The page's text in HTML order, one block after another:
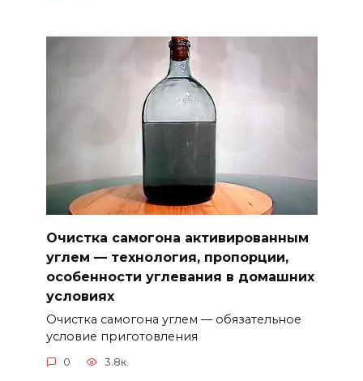
Очистка самогона активированным
углем — технология, пропорции,
особенности углевания в домашних
условиях
Очистка самогона углем — обязательное
условие приготовления
0 3.8к.